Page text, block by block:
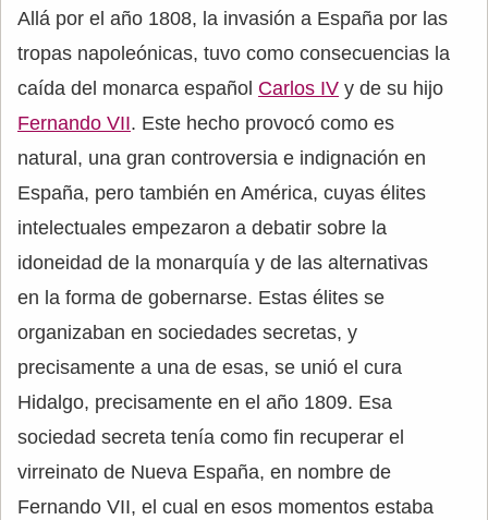
Allá por el año 1808, la invasión a España por las
tropas napoleónicas, tuvo como consecuencias la
caída del monarca español Carlos IV y de su hijo
Fernando VII. Este hecho provocó como es
natural, una gran controversia e indignación en
España, pero también en América, cuyas élites
intelectuales empezaron a debatir sobre la
idoneidad de la monarquía y de las alternativas
en la forma de gobernarse. Estas élites se
organizaban en sociedades secretas, y
precisamente a una de esas, se unió el cura
Hidalgo, precisamente en el año 1809. Esa
sociedad secreta tenía como fin recuperar el
virreinato de Nueva España, en nombre de
Fernando VII, el cual en esos momentos estaba